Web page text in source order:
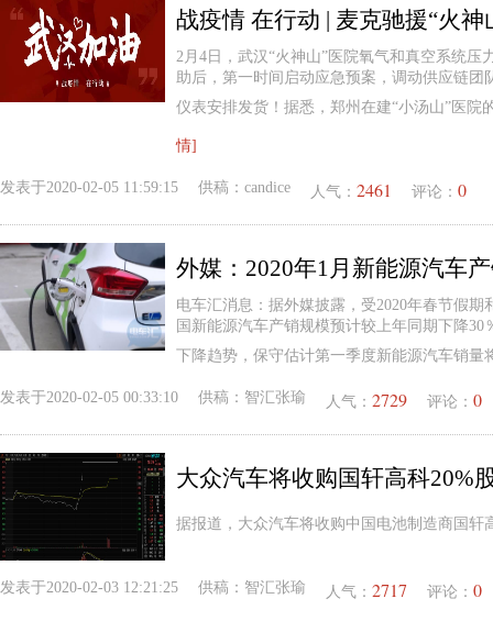
战疫情 在行动 | 麦克驰援“火神
2月4日，武汉“火神山”医院氧气和真空系统
助后，第一时间启动应急预案，调动供应链团
仪表安排发货！据悉，郑州在建“小汤山”医院
情]
发表于2020-02-05 11:59:15 供稿： candice 人气： 2461 评论： 0
外媒：2020年1月新能源汽车
电车汇消息：据外媒披露，受2020年春节假期
国新能源汽车产销规模预计较上年同期下降30
下降趋势，保守估计第一季度新能源汽车销量
发表于2020-02-05 00:33:10 供稿： 智汇张瑜 人气： 2729 评论： 0
大众汽车将收购国轩高科20%
据报道，大众汽车将收购中国电池制造商国轩
发表于2020-02-03 12:21:25 供稿： 智汇张瑜 人气： 2717 评论： 0